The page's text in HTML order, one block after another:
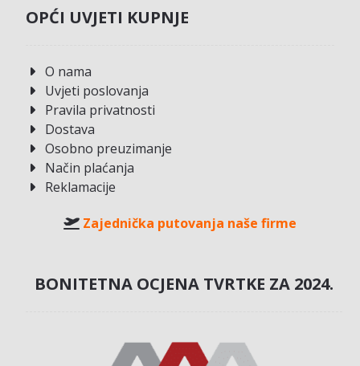
OPĆI UVJETI KUPNJE
O nama
Uvjeti poslovanja
Pravila privatnosti
Dostava
Osobno preuzimanje
Način plaćanja
Reklamacije
Zajednička putovanja naše firme
BONITETNA OCJENA TVRTKE ZA 2024.